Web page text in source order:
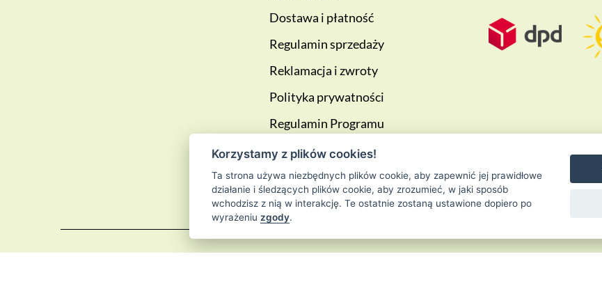
Dostawa i płatność
Regulamin sprzedaży
Reklamacja i zwroty
Polityka prywatności
Regulamin Programu
lojalnościowego
Blog
Korzystamy z plików cookies!
Ta strona używa niezbędnych plików cookie, aby zapewnić jej prawidłowe
działanie i śledzących plików cookie, aby zrozumieć, w jaki sposób
wchodzisz z nią w interakcję. Te ostatnie zostaną ustawione dopiero po
wyrażeniu zgody.